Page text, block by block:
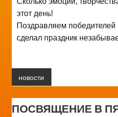
этот день!
Поздравляем победителей
сделал праздник
новости
ПОСВЯЩЕНИЕ В